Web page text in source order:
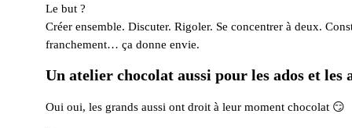
Le but ?
Créer ensemble. Discuter. Rigoler. Se concentrer à deux.
franchement… ça donne envie.
Un atelier chocolat aussi pour les ados et les
Oui oui, les grands aussi ont droit à leur moment chocolat 😏